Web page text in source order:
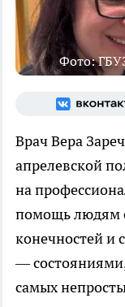
Фото:
Врач Вера
апрелевской
на
помощь людям
конечностей и
—
самых